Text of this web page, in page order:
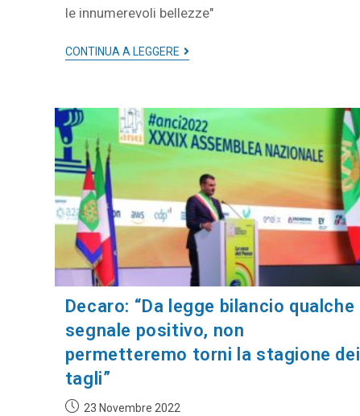
le innumerevoli bellezze"
CONTINUA A LEGGERE
Decaro: “Da legge bilancio qualche
segnale positivo, non
permetteremo torni la stagione dei
tagli”
23 Novembre 2022